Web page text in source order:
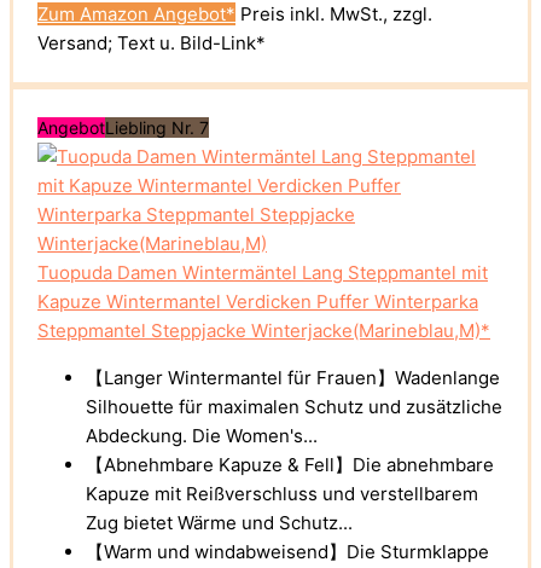
Zum Amazon Angebot* Preis inkl. MwSt., zzgl.
Versand; Text u. Bild-Link*
AngebotLiebling Nr. 7
Tuopuda Damen Wintermäntel Lang Steppmantel mit
Kapuze Wintermantel Verdicken Puffer Winterparka
Steppmantel Steppjacke Winterjacke(Marineblau,M)*
【Langer Wintermantel für Frauen】Wadenlange
Silhouette für maximalen Schutz und zusätzliche
Abdeckung. Die Women's...
【Abnehmbare Kapuze & Fell】Die abnehmbare
Kapuze mit Reißverschluss und verstellbarem
Zug bietet Wärme und Schutz...
【Warm und windabweisend】Die Sturmklappe